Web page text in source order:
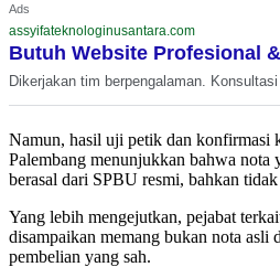
Ads
assyifateknologinusantara.com
Butuh Website Profesional
Dikerjakan tim berpengalaman.
Namun, hasil uji petik dan konfirmasi
Palembang menunjukkan bahwa nota
berasal dari SPBU resmi, bahkan
Yang lebih mengejutkan, pejabat
disampaikan memang bukan nota asli
pembelian yang sah.